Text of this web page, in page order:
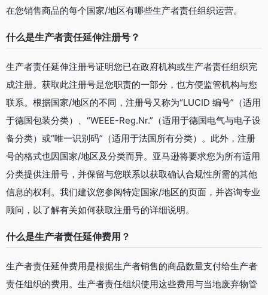
在您销售商品的每个国家/地区有哪些生产者责任组织运营。
什么是生产者责任延伸注册号？
生产者责任延伸注册号证明您已在政府机构或生产者责任组织完
成注册。获取此注册号是您职责的一部分，也方便监管机构与您
联系。根据国家/地区的不同，注册号又称为“LUCID 编号”（适用
于德国包装分类）、“WEEE-Reg.Nr.”（适用于德国电气与电子设
备分类）或“唯一识别码”（适用于法国所有分类）。此外，注册
号的格式也因国家/地区及分类而异。亚马逊将要求您为所有适用
分类提供注册号，并保留与您联系以获取确认合规性所需的其他
信息的权利。我们建议您参阅特定国家/地区的页面，并咨询专业
顾问，以了解有关如何获取注册号的详细说明。
什么是生产者责任延伸费用？
生产者责任延伸费用是根据生产者销售的商品数量支付给生产者
责任组织的费用。生产者责任组织使用这些费用与当地废弃物管